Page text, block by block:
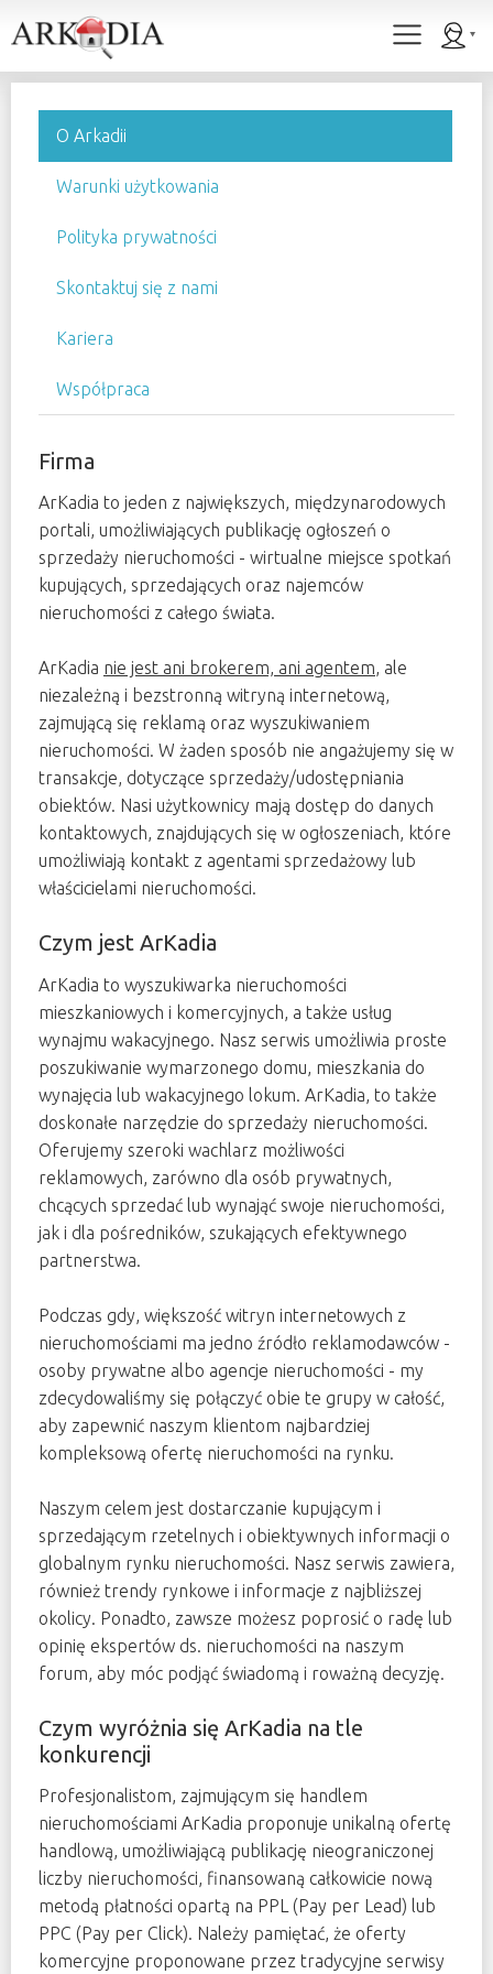
O Arkadii
Warunki użytkowania
Polityka prywatności
Skontaktuj się z nami
Kariera
Współpraca
Firma
ArKadia to jeden z największych, międzynarodowych
portali, umożliwiających publikację ogłoszeń o
sprzedaży nieruchomości - wirtualne miejsce spotkań
kupujących, sprzedających oraz najemców
nieruchomości z całego świata.
ArKadia nie jest ani brokerem, ani agentem, ale
niezależną i bezstronną witryną internetową,
zajmującą się reklamą oraz wyszukiwaniem
nieruchomości. W żaden sposób nie angażujemy się w
transakcje, dotyczące sprzedaży/udostępniania
obiektów. Nasi użytkownicy mają dostęp do danych
kontaktowych, znajdujących się w ogłoszeniach, które
umożliwiają kontakt z agentami sprzedażowy lub
właścicielami nieruchomości.
Czym jest ArKadia
ArKadia to wyszukiwarka nieruchomości
mieszkaniowych i komercyjnych, a także usług
wynajmu wakacyjnego. Nasz serwis umożliwia proste
poszukiwanie wymarzonego domu, mieszkania do
wynajęcia lub wakacyjnego lokum. ArKadia, to także
doskonałe narzędzie do sprzedaży nieruchomości.
Oferujemy szeroki wachlarz możliwości
reklamowych, zarówno dla osób prywatnych,
chcących sprzedać lub wynająć swoje nieruchomości,
jak i dla pośredników, szukających efektywnego
partnerstwa.
Podczas gdy, większość witryn internetowych z
nieruchomościami ma jedno źródło reklamodawców -
osoby prywatne albo agencje nieruchomości - my
zdecydowaliśmy się połączyć obie te grupy w całość,
aby zapewnić naszym klientom najbardziej
kompleksową ofertę nieruchomości na rynku.
Naszym celem jest dostarczanie kupującym i
sprzedającym rzetelnych i obiektywnych informacji o
globalnym rynku nieruchomości. Nasz serwis zawiera,
również trendy rynkowe i informacje z najbliższej
okolicy. Ponadto, zawsze możesz poprosić o radę lub
opinię ekspertów ds. nieruchomości na naszym
forum, aby móc podjąć świadomą i roważną decyzję.
Czym wyróżnia się ArKadia na tle
konkurencji
Profesjonalistom, zajmującym się handlem
nieruchomościami ArKadia proponuje unikalną ofertę
handlową, umożliwiającą publikację nieograniczonej
liczby nieruchomości, finansowaną całkowicie nową
metodą płatności opartą na PPL (Pay per Lead) lub
PPC (Pay per Click). Należy pamiętać, że oferty
komercyjne proponowane przez tradycyjne serwisy